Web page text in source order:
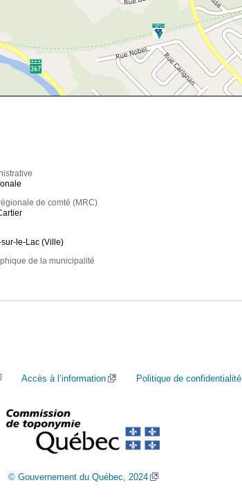
de comté (MRC)
le-Lac (Ville)
de la municipalité
Accès à l’information Politique de confidentialité
© Gouvernement du Québec, 2024